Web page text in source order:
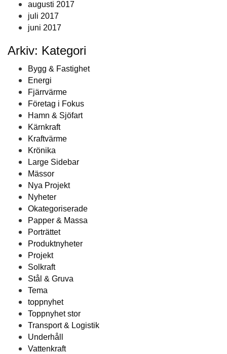
augusti 2017
juli 2017
juni 2017
Arkiv: Kategori
Bygg & Fastighet
Energi
Fjärrvärme
Företag i Fokus
Hamn & Sjöfart
Kärnkraft
Kraftvärme
Krönika
Large Sidebar
Mässor
Nya Projekt
Nyheter
Okategoriserade
Papper & Massa
Porträttet
Produktnyheter
Projekt
Solkraft
Stål & Gruva
Tema
toppnyhet
Toppnyhet stor
Transport & Logistik
Underhåll
Vattenkraft